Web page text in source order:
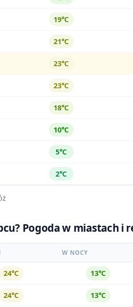
19℃
21℃
23℃
23℃
18℃
10℃
5℃
2℃
Pogoda w miastach i
W NOCY
24℃ 13℃
24℃ 13℃